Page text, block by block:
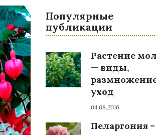
Популярные
публикации
Растение
— виды,
уход
04.08.2016
Пеларгония –